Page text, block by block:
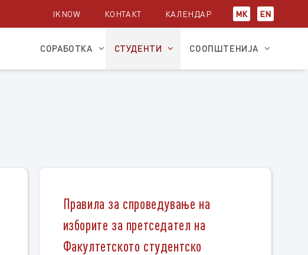
IKNOW КОНТАКТ КАЛЕНДАР МК EN
СОРАБОТКА СТУДЕНТИ СООПШТЕНИЈА
Правила за спроведување на
изборите за претседател на
Факултетското студентско